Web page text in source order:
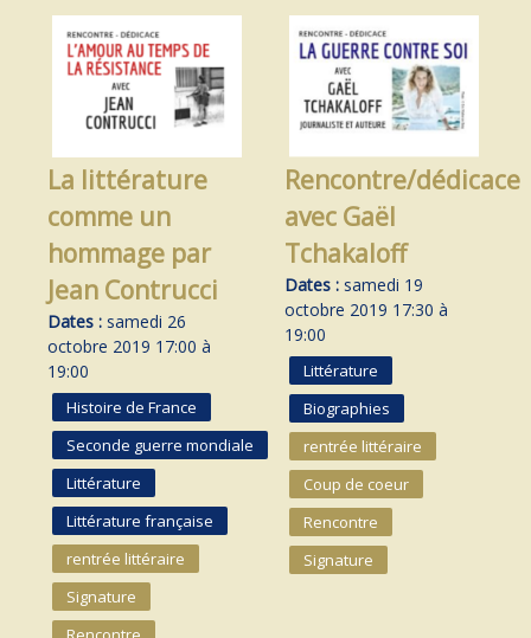
La littérature
comme un
hommage par
Jean Contrucci
Dates : samedi 26
octobre 2019 17:00 à
19:00
Histoire de France
Seconde guerre mondiale
Littérature
Littérature française
rentrée littéraire
Signature
Rencontre/dédicace
avec Gaël
Tchakaloff
Dates : samedi 19
octobre 2019 17:30 à
19:00
Littérature
Biographies
rentrée littéraire
Coup de coeur
Rencontre
Signature